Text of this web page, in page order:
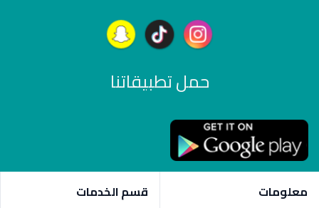
حمل تطبيقاتنا
معلومات قسم الخدمات